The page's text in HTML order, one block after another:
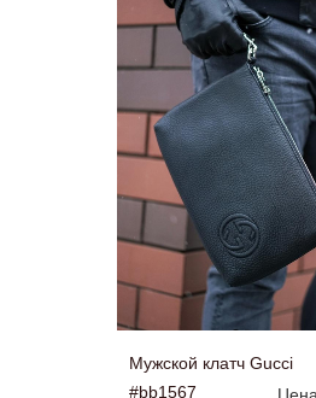
Мужской клатч Gucci
#bb1567